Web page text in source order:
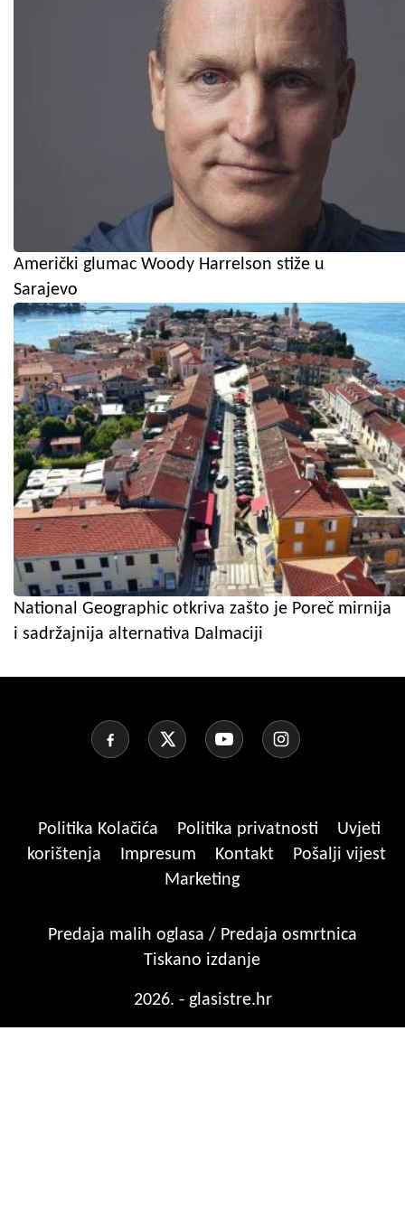
Američki glumac Woody Harrelson stiže u
Sarajevo
National Geographic otkriva zašto je Poreč mirnija
i sadržajnija alternativa Dalmaciji
Politika Kolačića Politika privatnosti
Uvjeti
korištenja
Impresum Kontakt
Pošalji vijest
Marketing
Predaja malih oglasa / Predaja osmrtnica
Tiskano izdanje
2026. - glasistre.hr